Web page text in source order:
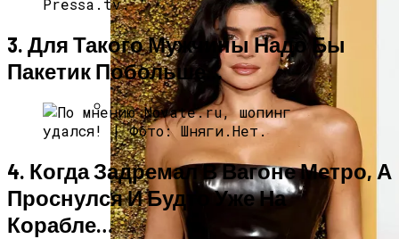
«Морковное» ДТП На Трассе Одесса-
Николаев: Столкнулись Два Грузовика
3. Для Такого Мужчины Надо Бы
Пакетик Побольше…
4. Когда Задремал В Вагоне Метро, А
Проснулся И Будто Уже На
Корабле…